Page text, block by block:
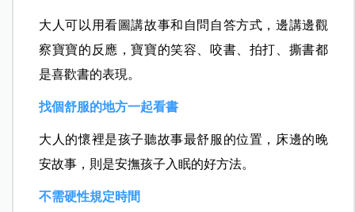
大人可以用看圖講故事和自問自答方式，邊講邊觀
察寶寶的反應，寶寶的笑容、咬書、拍打、撕書都
是喜歡書的表現。
找個舒服的地方一起看書
大人的懷裡是孩子聽故事最舒服的位置，床邊的晚
安故事，則是安撫孩子入眠的好方法。
不需硬性規定時間